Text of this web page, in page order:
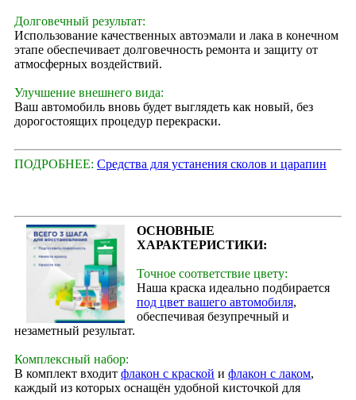
Долговечный результат:
Использование качественных автоэмали и лака в конечном
этапе обеспечивает долговечность ремонта и защиту от
атмосферных воздействий.
Улучшение внешнего вида:
Ваш автомобиль вновь будет выглядеть как новый, без
дорогостоящих процедур перекраски.
ПОДРОБНЕЕ: Средства для устанения сколов и царапин
ОСНОВНЫЕ
ХАРАКТЕРИСТИКИ:
Точное соответствие цвету:
Наша краска идеально подбирается
под цвет вашего автомобиля,
обеспечивая безупречный и
незаметный результат.
Комплексный набор:
В комплект входит флакон с краской и флакон с лаком,
каждый из которых оснащён удобной кисточкой для